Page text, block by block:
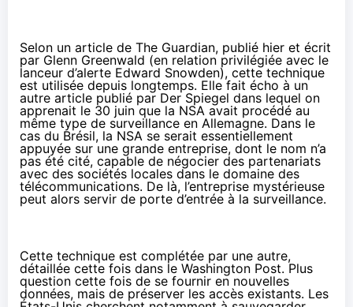
Selon un article de The Guardian, publié hier et écrit
par Glenn Greenwald (en relation privilégiée avec le
lanceur d’alerte Edward Snowden), cette technique
est utilisée depuis longtemps. Elle fait écho à un
autre article publié par Der Spiegel dans lequel on
apprenait le 30 juin que la NSA avait procédé au
même type de surveillance en Allemagne. Dans le
cas du Brésil, la NSA se serait essentiellement
appuyée sur une grande entreprise, dont le nom n’a
pas été cité, capable de négocier des partenariats
avec des sociétés locales dans le domaine des
télécommunications. De là, l’entreprise mystérieuse
peut alors servir de porte d’entrée à la surveillance.
Cette technique est complétée par une autre,
détaillée cette fois dans le Washington Post. Plus
question cette fois de se fournir en nouvelles
données, mais de préserver les accès existants. Les